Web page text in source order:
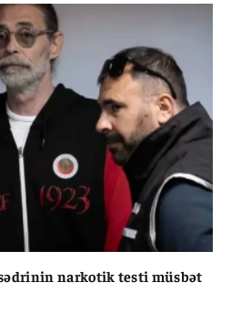
narkotik testi müsbət